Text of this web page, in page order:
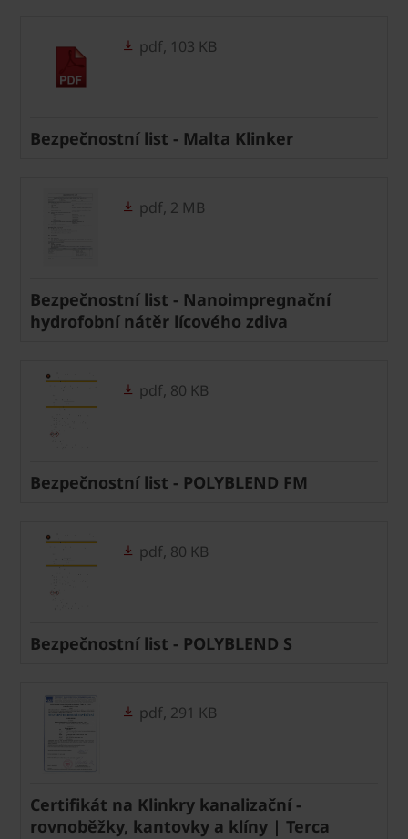
pdf, 103 KB
Bezpečnostní list - Malta Klinker
pdf, 2 MB
Bezpečnostní list - Nanoimpregnační
hydrofobní nátěr lícového zdiva
pdf, 80 KB
Bezpečnostní list - POLYBLEND FM
pdf, 80 KB
Bezpečnostní list - POLYBLEND S
pdf, 291 KB
Certifikát na Klinkry kanalizační -
rovnoběžky, kantovky a klíny | Terca